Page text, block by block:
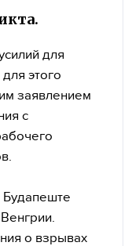
для
этого
заявлением
с
о взрывах